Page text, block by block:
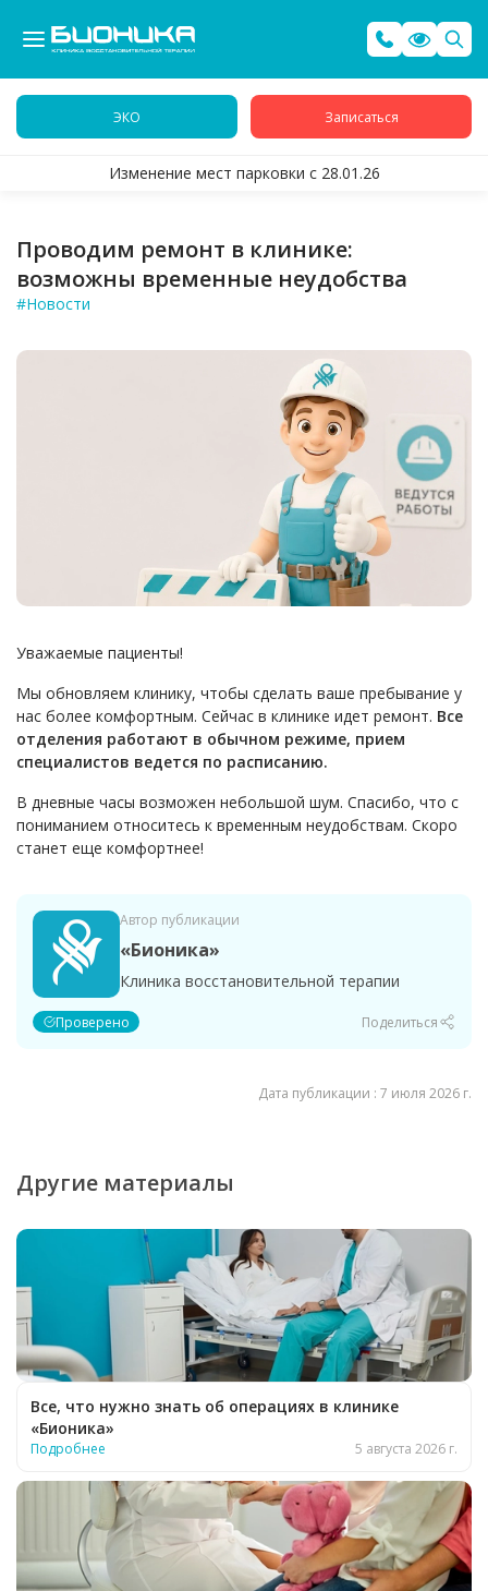
ЭКО Записаться
Изменение мест парковки с 28.01.26
Проводим ремонт в клинике:
возможны временные неудобства
#Новости
Уважаемые пациенты!
Мы обновляем клинику, чтобы сделать ваше пребывание у
нас более комфортным. Сейчас в клинике идет ремонт. Все
отделения работают в обычном режиме, прием
специалистов ведется по расписанию.
В дневные часы возможен небольшой шум. Спасибо, что с
пониманием относитесь к временным неудобствам. Скоро
станет еще комфортнее!
Автор публикации
«Бионика»
Клиника восстановительной терапии
Проверено Поделиться
Дата публикации : 7 июля 2026 г.
Другие материалы
Все, что нужно знать об операциях в клинике
«Бионика»
Подробнее 5 августа 2026 г.